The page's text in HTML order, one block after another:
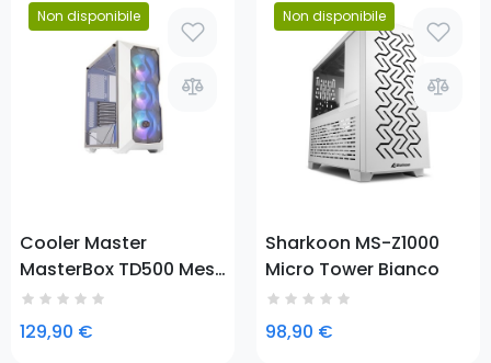
Non disponibile
Cooler Master
MasterBox TD500 Mesh
Midi Tower Bianco
129,90 €
Non disponibile
Sharkoon MS-Z1000
Micro Tower Bianco
98,90 €